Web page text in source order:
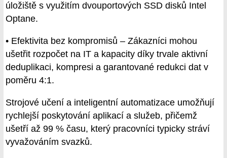
úložiště s využitím dvouportových SSD disků Intel
Optane.
• Efektivita bez kompromisů – Zákazníci mohou
ušetřit rozpočet na IT a kapacity díky trvale aktivní
deduplikaci, kompresi a garantované redukci dat v
poměru 4:1.
Strojové učení a inteligentní automatizace umožňují
rychlejší poskytování aplikací a služeb, přičemž
ušetří až 99 % času, který pracovníci typicky stráví
vyvažováním svazků.